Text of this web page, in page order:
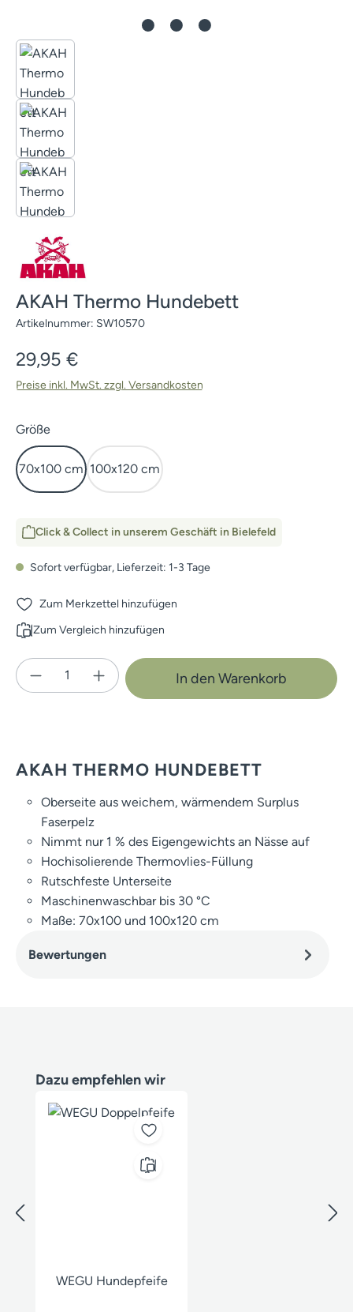
AKAH Thermo Hundebett
Artikelnummer: SW10570
Regulärer Preis:
29,95 €
Preise inkl. MwSt. zzgl. Versandkosten
Größeauswählen
70x100 cm 100x120 cm
Click & Collect in unserem Geschäft in Bielefeld
Sofort verfügbar, Lieferzeit: 1-3 Tage
Zum Merkzettel hinzufügen
Zum Vergleich hinzufügen
Produkt Anzahl: Gib den gewünschten
In den Warenkorb
AKAH THERMO HUNDEBETT
Oberseite aus weichem, wärmendem Surplus
Faserpelz
Nimmt nur 1 % des Eigengewichts an Nässe auf
Hochisolierende Thermovlies-Füllung
Rutschfeste Unterseite
Maschinenwaschbar bis 30 °C
Maße: 70x100 und 100x120 cm
Bewertungen
Produktgalerie überspringen
Dazu empfehlen wir
WEGU Hundepfeife